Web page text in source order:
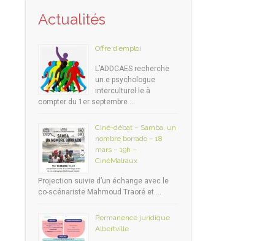
Actualités
Offre d’emploi
L’ADDCAES recherche
un.e psychologue
interculturel.le à
compter du 1er septembre …
Ciné-débat – Samba, un
nombre borrado – 18
mars – 19h –
CinéMalraux
Projection suivie d’un échange avec le
co-scénariste Mahmoud Traoré et …
Permanence juridique
Albertville